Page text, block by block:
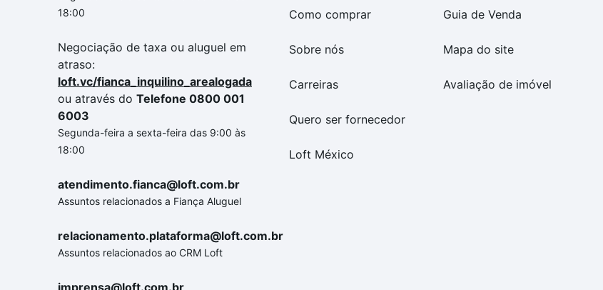
18:00
Negociação de taxa ou aluguel em
atraso:
loft.vc/fianca_inquilino_arealogada
ou através do Telefone 0800 001
6003
Segunda-feira a sexta-feira das 9:00 às
18:00
atendimento.fianca@loft.com.br
Assuntos relacionados a Fiança Aluguel
relacionamento.plataforma@loft.com.br
Assuntos relacionados ao CRM Loft
imprensa@loft.com.br
Como comprar
Sobre nós
Carreiras
Quero ser fornecedor
Loft México
Guia de Venda
Mapa do site
Avaliação de imóvel